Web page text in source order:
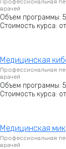
Профессиональная
врачей
Объем программы:
Стоимость курса:
Медицинская
Профессиональная
врачей
Объем программы:
Стоимость курса:
Медицинская
Профессиональная
врачей